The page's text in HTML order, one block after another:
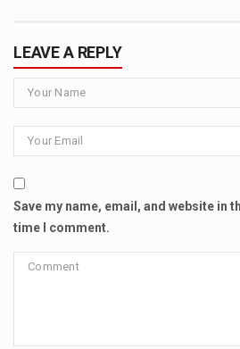
LEAVE A REPLY
Save my name, email, and website in
time I comment.